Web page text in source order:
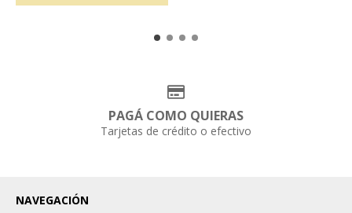
PAGÁ COMO QUIERAS
Tarjetas de crédito o efectivo
NAVEGACIÓN